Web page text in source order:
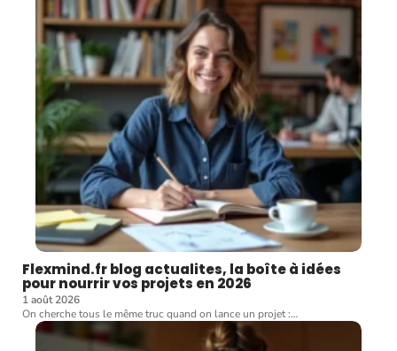
Flexmind.fr blog actualites, la boîte à idées
pour nourrir vos projets en 2026
1 août 2026
On cherche tous le même truc quand on lance un projet :…